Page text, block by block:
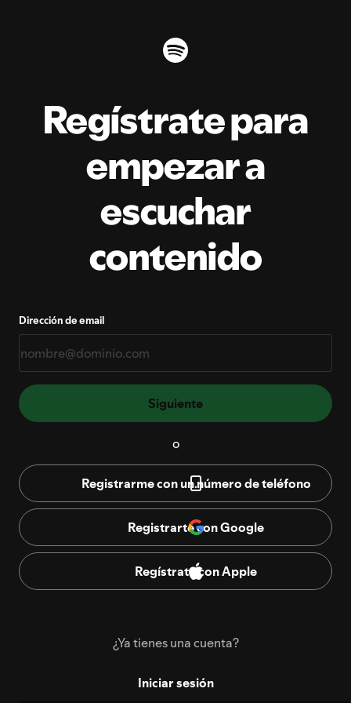
Regístrate para
empezar a
escuchar
contenido
Dirección de email
Siguiente
o
Registrarme con un número de teléfono
Registrarte con Google
Regístrate con Apple
¿Ya tienes una cuenta?
Iniciar sesión